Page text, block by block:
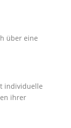
über eine
individuelle
ihrer